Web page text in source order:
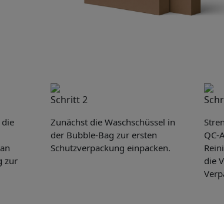
zur
Schritt 2
Zunächst die Waschschüssel in
der Bubble-Bag zur ersten
Schutzverpackung einpacken.
QC-
die